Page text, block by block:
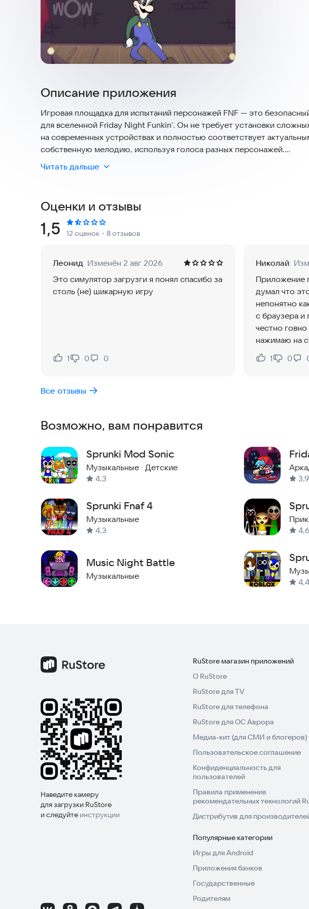
Описание приложения
Игровая площадка для испытаний персонажей FNF — это
для вселенной Friday Night Funkin'. Он не требует установки
на современных устройствах и полностью соответствует
собственную мелодию, используя голоса разных персонажей.
Всегда хотели попробовать себя в роли одного из противников в
которого хотите играть, как в режиме "Испытание персонажей".
здесь не нужно зарабатывать очки, главное — веселье!
рэп-битву, исполняя песни в FNF Test Playground Remake All.
Приятного времяпрепровождения! Попробуйте этот мод прямо
возможности игры.
Читать дальше
Оценки и отзывы
Рейтинг:
1,5 12 оценок ・8 отзывов
Леонид Изменён 2 авг 2026
Это симулятор загрузги я понял спасибо за
столь (не) шикарную игру
Нравится:
1
Не нравится:
0 0
Николай
Приложение
думал что
непонятно
с браузера и
честно
нажимаю на
происходит
фигня даже
Нравится:
1
Не
0
Все отзывы
Возможно, вам понравится
Sprunki Mod Sonic
Музыкальные · Детские
4,3
Sprunki Fnaf 4
Музыкальные
4,3
Music Night Battle
Музыкальные
3,9
4,6
4,4
Наведите камеру
для загрузки RuStore
и следуйте инструкции
RuStore магазин приложений
О RuStore
RuStore для TV
RuStore для телефона
RuStore для ОС Аврора
Медиа-кит (для СМИ и блогеров)
Пользовательское соглашение
Конфиденциальность для
пользователей
Правила применения
рекомендательных технологий
Дистрибутив для
Популярные категории
Игры для Android
Приложения банков
Государственные
Родителям